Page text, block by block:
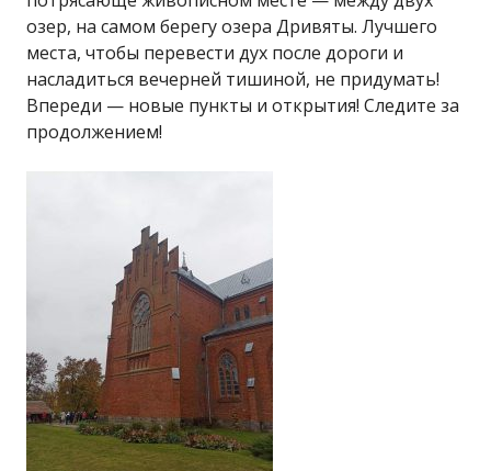
озер, на самом берегу озера Дривяты. Лучшего
места, чтобы перевести дух после дороги и
насладиться вечерней тишиной, не придумать!
Впереди — новые пункты и открытия! Следите за
продолжением!